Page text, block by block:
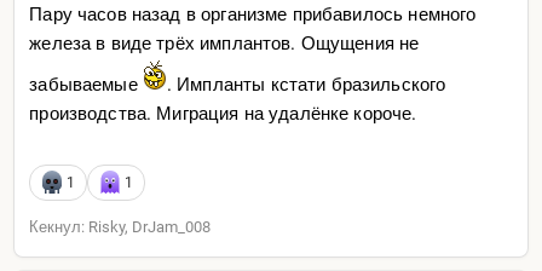
Пару часов назад в организме прибавилось немного
железа в виде трёх имплантов. Ощущения не
забываемые
. Импланты кстати бразильского
производства. Миграция на удалёнке короче.
1 1
Кекнул: Risky, DrJam_008